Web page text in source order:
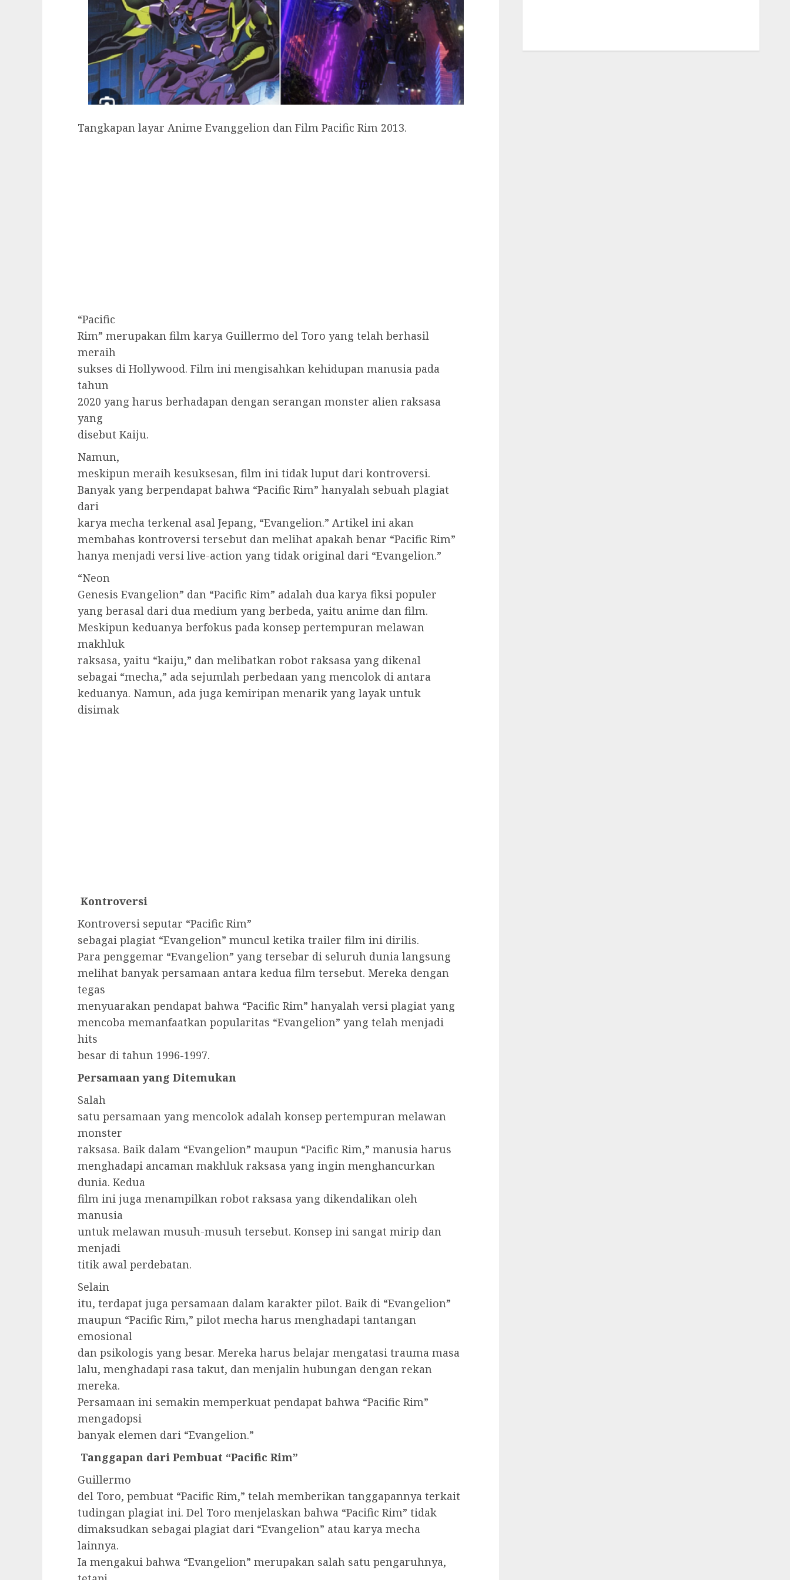
Tangkapan layar Anime Evanggelion dan Film Pacific Rim 2013.
“Pacific
Rim” merupakan film karya Guillermo del Toro yang telah berhasil
meraih
sukses di Hollywood. Film ini mengisahkan kehidupan manusia pada
tahun
2020 yang harus berhadapan dengan serangan monster alien raksasa
yang
disebut Kaiju.
Namun,
meskipun meraih kesuksesan, film ini tidak luput dari kontroversi.
Banyak yang berpendapat bahwa “Pacific Rim” hanyalah sebuah plagiat
dari
karya mecha terkenal asal Jepang, “Evangelion.” Artikel ini akan
membahas kontroversi tersebut dan melihat apakah benar “Pacific Rim”
hanya menjadi versi live-action yang tidak original dari “Evangelion.”
“Neon
Genesis Evangelion” dan “Pacific Rim” adalah dua karya fiksi populer
yang berasal dari dua medium yang berbeda, yaitu anime dan film.
Meskipun keduanya berfokus pada konsep pertempuran melawan
makhluk
raksasa, yaitu “kaiju,” dan melibatkan robot raksasa yang dikenal
sebagai “mecha,” ada sejumlah perbedaan yang mencolok di antara
keduanya. Namun, ada juga kemiripan menarik yang layak untuk
disimak
Kontroversi
Kontroversi seputar “Pacific Rim”
sebagai plagiat “Evangelion” muncul ketika trailer film ini dirilis.
Para penggemar “Evangelion” yang tersebar di seluruh dunia langsung
melihat banyak persamaan antara kedua film tersebut. Mereka dengan
tegas
menyuarakan pendapat bahwa “Pacific Rim” hanyalah versi plagiat yang
mencoba memanfaatkan popularitas “Evangelion” yang telah menjadi
hits
besar di tahun 1996-1997.
Persamaan yang Ditemukan
Salah
satu persamaan yang mencolok adalah konsep pertempuran melawan
monster
raksasa. Baik dalam “Evangelion” maupun “Pacific Rim,” manusia harus
menghadapi ancaman makhluk raksasa yang ingin menghancurkan
dunia. Kedua
film ini juga menampilkan robot raksasa yang dikendalikan oleh
manusia
untuk melawan musuh-musuh tersebut. Konsep ini sangat mirip dan
menjadi
titik awal perdebatan.
Selain
itu, terdapat juga persamaan dalam karakter pilot. Baik di “Evangelion”
maupun “Pacific Rim,” pilot mecha harus menghadapi tantangan
emosional
dan psikologis yang besar. Mereka harus belajar mengatasi trauma masa
lalu, menghadapi rasa takut, dan menjalin hubungan dengan rekan
mereka.
Persamaan ini semakin memperkuat pendapat bahwa “Pacific Rim”
mengadopsi
banyak elemen dari “Evangelion.”
Tanggapan dari Pembuat “Pacific Rim”
Guillermo
del Toro, pembuat “Pacific Rim,” telah memberikan tanggapannya terkait
tudingan plagiat ini. Del Toro menjelaskan bahwa “Pacific Rim” tidak
dimaksudkan sebagai plagiat dari “Evangelion” atau karya mecha
lainnya.
Ia mengakui bahwa “Evangelion” merupakan salah satu pengaruhnya,